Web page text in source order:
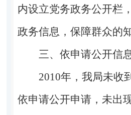
内设立党务政务公开栏
政务信息，保障群众的
三、依申请公开信
2010年，我局未收
依申请公开申请，未出